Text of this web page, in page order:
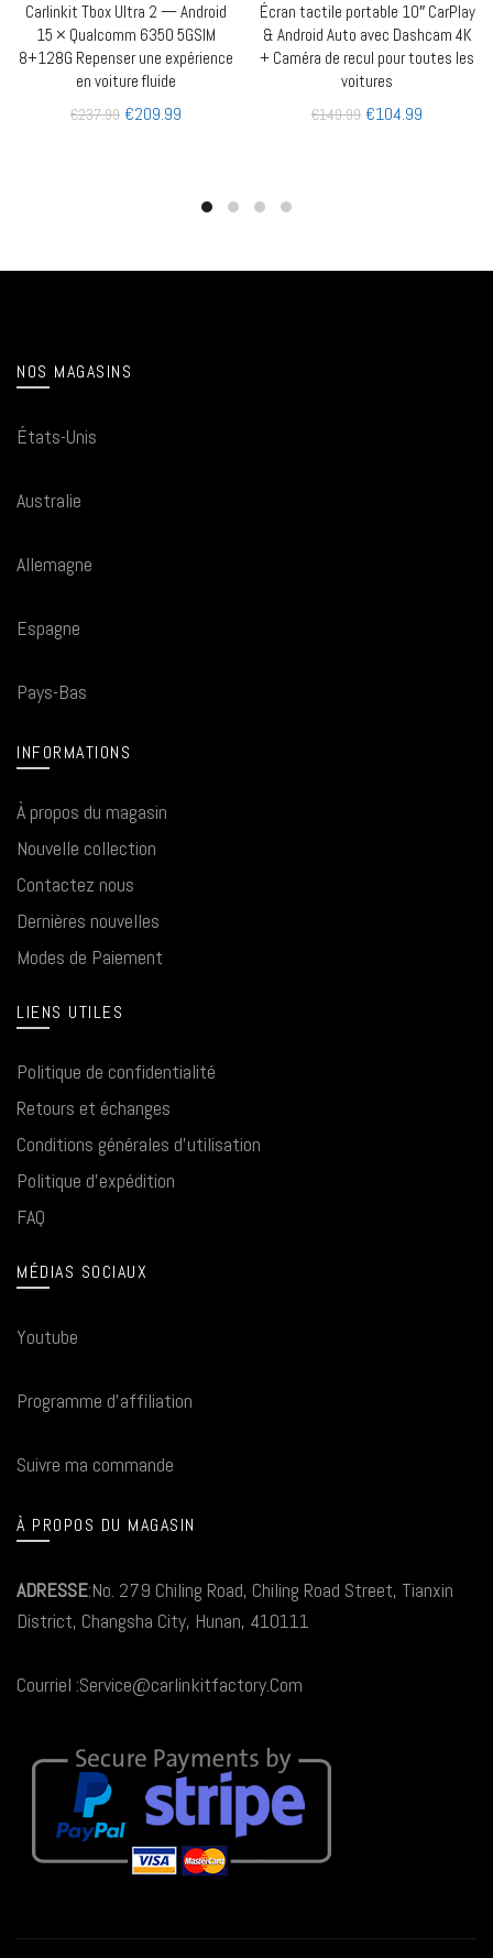
AJOUTER AU PANIER
Carlinkit Tbox Ultra 2 — Android
15 × Qualcomm 6350 5GSIM
8+128G Repenser une expérience
en voiture fluide
€237.99 €209.99
QUICK SHOP
Écran tactile portable 10″ CarPlay
& Android Auto avec Dashcam 4K
+ Caméra de recul pour toutes les
voitures
€149.99 €104.99
NOS MAGASINS
États-Unis
Australie
Allemagne
Espagne
Pays-Bas
INFORMATIONS
À propos du magasin
Nouvelle collection
Contactez nous
Dernières nouvelles
Modes de Paiement
LIENS UTILES
Politique de confidentialité
Retours et échanges
Conditions générales d'utilisation
Politique d'expédition
FAQ
MÉDIAS SOCIAUX
Youtube
Programme d'affiliation
Suivre ma commande
À PROPOS DU MAGASIN
ADRESSE:No. 279 Chiling Road, Chiling Road Street, Tianxin
District, Changsha City, Hunan, 410111
Courriel :Service@carlinkitfactory.Com